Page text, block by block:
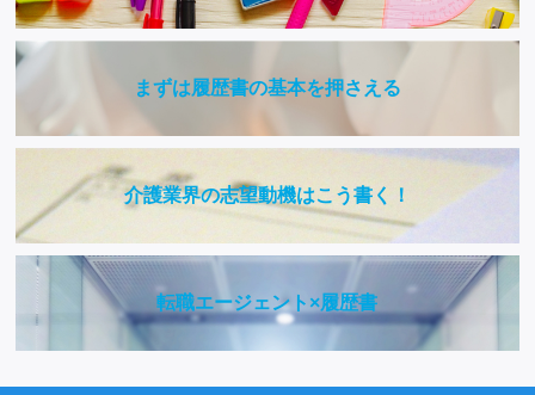
まずは履歴書の基本を押さえる
介護業界の志望動機はこう書く！
転職エージェント×履歴書